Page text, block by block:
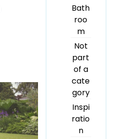
Bath
roo
m
Not
part
of a
cate
gory
Inspi
ratio
n